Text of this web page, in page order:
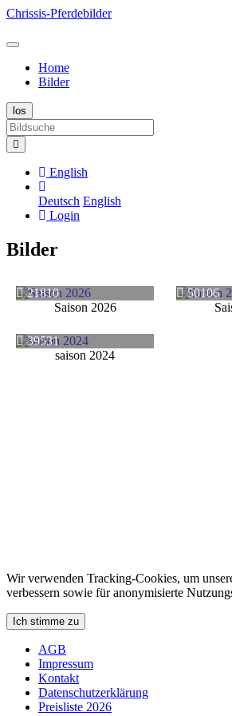
Chrissis-Pferdebilder
Home
Bilder
English
Deutsch English
Login
Bilder
21810
Saison 2026
50106
39531
saison 2024
Wir verwenden Tracking-Cookies, um
verbessern sowie für anonymisierte
Ich stimme zu
AGB
Impressum
Kontakt
Datenschutzerklärung
Preisliste 2026